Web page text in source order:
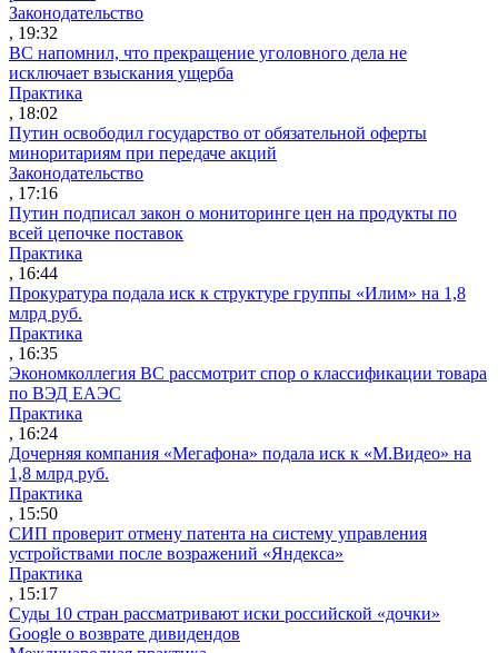
Законодательство
, 19:32
ВС напомнил, что прекращение уголовного дела не
исключает взыскания ущерба
Практика
, 18:02
Путин освободил государство от обязательной оферты
миноритариям при передаче акций
Законодательство
, 17:16
Путин подписал закон о мониторинге цен на продукты по
всей цепочке поставок
Практика
, 16:44
Прокуратура подала иск к структуре группы «Илим» на 1,8
млрд руб.
Практика
, 16:35
Экономколлегия ВС рассмотрит спор о классификации товара
по ВЭД ЕАЭС
Практика
, 16:24
Дочерняя компания «Мегафона» подала иск к «М.Видео» на
1,8 млрд руб.
Практика
, 15:50
СИП проверит отмену патента на систему управления
устройствами после возражений «Яндекса»
Практика
, 15:17
Суды 10 стран рассматривают иски российской «дочки»
Google о возврате дивидендов